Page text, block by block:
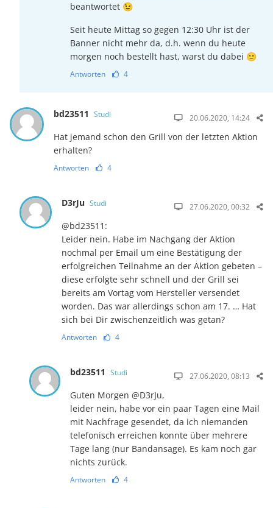
beantwortet 😉
Seit heute Mittag so gegen 12:30 Uhr ist der
Banner nicht mehr da, d.h. wenn du heute
morgen noch bestellt hast, warst du dabei 🙂
Antworten 4
bd23511 Studi 20.06.2020, 14:24
Hat jemand schon den Grill von der letzten Aktion
erhalten?
Antworten 4
D3rJu Studi 27.06.2020, 00:32
@bd23511:
Leider nein. Habe im Nachgang der Aktion
nochmal per Email um eine Bestätigung der
erfolgreichen Teilnahme an der Aktion gebeten –
diese erfolgte sehr schnell und der Grill sei
bereits am Vortag vom Hersteller versendet
worden. Das war allerdings schon am 17. … Hat
sich bei Dir zwischenzeitlich was getan?
Antworten 4
bd23511 Studi 27.06.2020, 08:13
Guten Morgen @D3rJu,
leider nein, habe vor ein paar Tagen eine Mail
mit Nachfrage gesendet, da ich niemanden
telefonisch erreichen konnte über mehrere
Tage lang (nur Bandansage). Es kam noch gar
nichts zurück.
Antworten 4